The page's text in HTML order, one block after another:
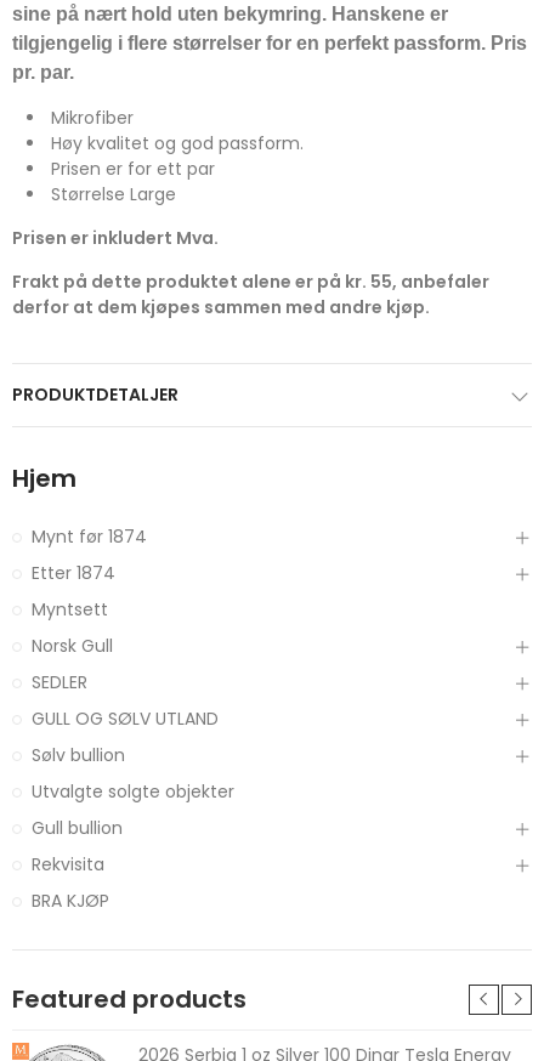
sine på nært hold uten bekymring. Hanskene er
tilgjengelig i flere størrelser for en perfekt passform. Pris
pr. par.
Mikrofiber
Høy kvalitet og god passform.
Prisen er for ett par
Størrelse Large
Prisen er inkludert Mva.
Frakt på dette produktet alene er på kr. 55, anbefaler
derfor at dem kjøpes sammen med andre kjøp.
PRODUKTDETALJER
Hjem
Mynt før 1874
Etter 1874
Myntsett
Norsk Gull
SEDLER
GULL OG SØLV UTLAND
Sølv bullion
Utvalgte solgte objekter
Gull bullion
Rekvisita
BRA KJØP
Featured products
2026 Serbia 1 oz Silver 100 Dinar Tesla Energy